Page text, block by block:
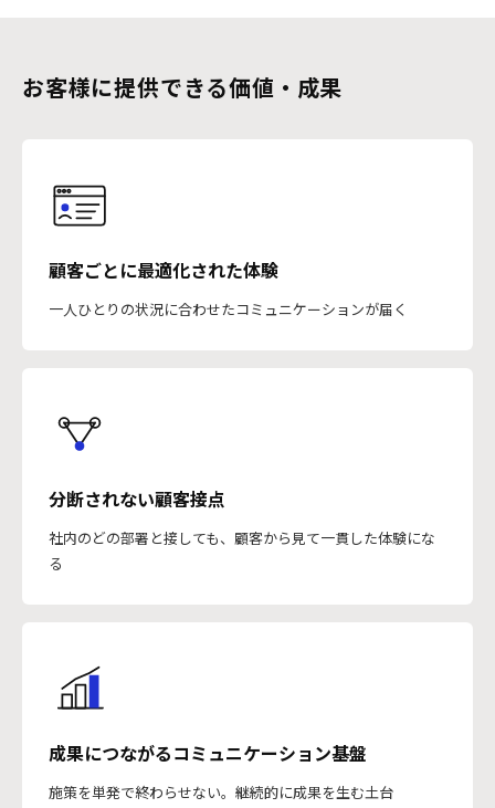
お客様に提供できる価値・成果
顧客ごとに最適化された体験
一人ひとりの状況に合わせたコミュニケーションが届く
分断されない顧客接点
社内のどの部署と接しても、顧客から見て一貫した体験にな
る
成果につながるコミュニケーション基盤
施策を単発で終わらせない。継続的に成果を生む土台